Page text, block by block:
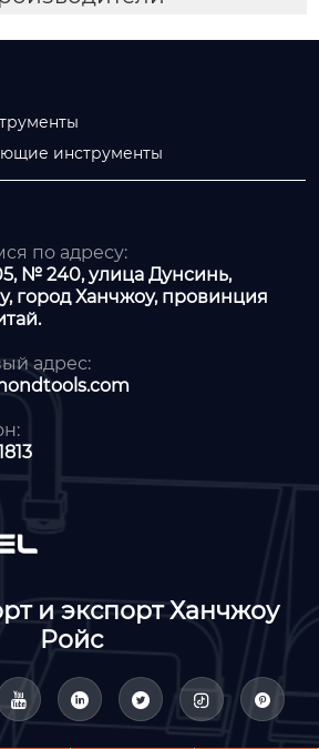
инструменты
по адресу:
№ 240, улица Дунсинь,
город Ханчжоу, провинция
адрес:
и экспорт Ханчжоу
Ройс
    